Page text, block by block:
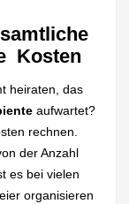
Kosten
heiraten, das
aufwartet?
rechnen.
der Anzahl
es bei vielen
organisieren